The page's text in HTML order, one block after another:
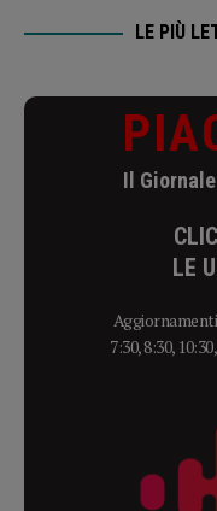
LE PIÙ
Il
LE
7:30, 8:30,